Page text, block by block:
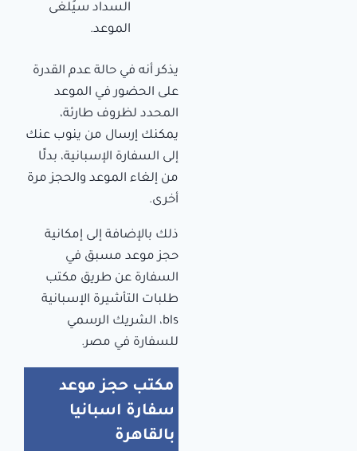
السداد سيُلغى
الموعد.
يذكر أنه في حالة عدم القدرة
على الحضور في الموعد
المحدد لظروف طارئة،
يمكنك إرسال من ينوب عنك
إلى السفارة الإسبانية، بدلًا
من إلغاء الموعد والحجز مرة
أخرى.
ذلك بالإضافة إلى إمكانية
حجز موعد مسبق في
السفارة عن طريق مكتب
طلبات التأشيرة الإسبانية
bls، الشريك الرسمي
للسفارة في مصر.
مكتب حجز موعد
سفارة اسبانيا
بالقاهرة